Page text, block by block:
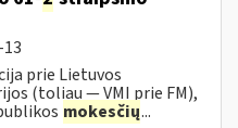
prie Lietuvos
(toliau — VMI prie FM),
mokesčių...